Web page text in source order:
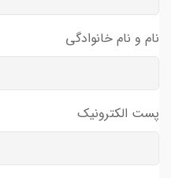
نام و نام خانوادگی
پست الکترونیک